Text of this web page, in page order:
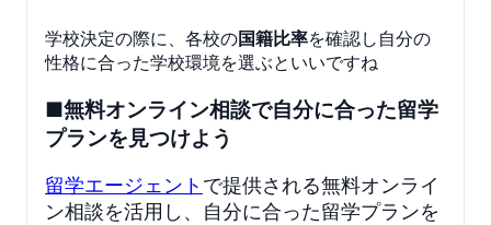
学校決定の際に、各校の国籍比率を確認し自分の
性格に合った学校環境を選ぶといいですね
■無料オンライン相談で自分に合った留学
プランを見つけよう
留学エージェント で提供される無料オンライ
ン相談を活用し、自分に合った留学プランを